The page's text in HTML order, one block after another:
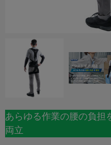
あらゆる作業の腰の負担
両立